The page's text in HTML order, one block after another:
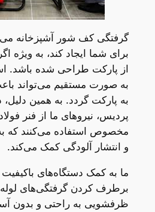
گرفتگی کف شور آشپزخانه
برای شما ایجاد کند، به ویژه
از پارکت طراحی شده باشد.
به صورت مستقیم می‌تواند
پردیس، نیروهای ما از فنر
مخصوص استفاده می‌کنند که
و انتشار آلودگی کمک می‌کند.
ما به کمک دستگاه‌های باکیفیت
برطرف کردن گرفتگی‌های
ظرفشویی به راحتی و بدون